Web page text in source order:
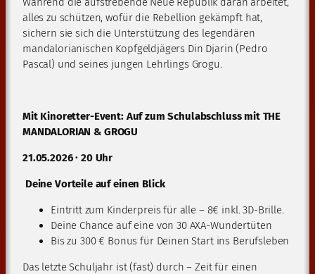
alles zu schützen, wofür die Rebellion gekämpft hat,
sichern sie sich die Unterstützung des legendären
mandalorianischen Kopfgeldjägers Din Djarin (Pedro
Pascal) und seines jungen Lehrlings Grogu.
Mit Kinoretter-Event: Auf zum Schulabschluss mit THE
MANDALORIAN & GROGU
21.05.2026 · 20 Uhr
Deine Vorteile auf einen Blick
Eintritt zum Kinderpreis für alle – 8€ inkl. 3D-Brille.
Deine Chance auf eine von 30 AXA-Wundertüten
Bis zu 300 € Bonus für Deinen Start ins Berufsleben
Das letzte Schuljahr ist (fast) durch – Zeit für einen